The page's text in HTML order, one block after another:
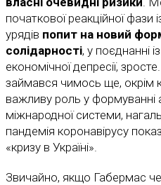
початкової реакційної фази
урядів попит на новий
солідарності, у поєднанні
економічної депресії,
займався чимось ще, окрім
важливу роль у формуванні
міжнародної системи,
пандемія коронавірусу
«кризу в Україні».
Звичайно, якщо Габермас